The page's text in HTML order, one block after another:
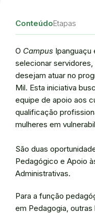
ConteúdoEtapas
O Campus Ipanguaçu
selecionar
desejam atuar no
Mil. Esta iniciativa
equipe de apoio aos
qualificação
mulheres em
São duas
Pedagógico e Apoio
Administrativas.
Para a função
em Pedagogia,